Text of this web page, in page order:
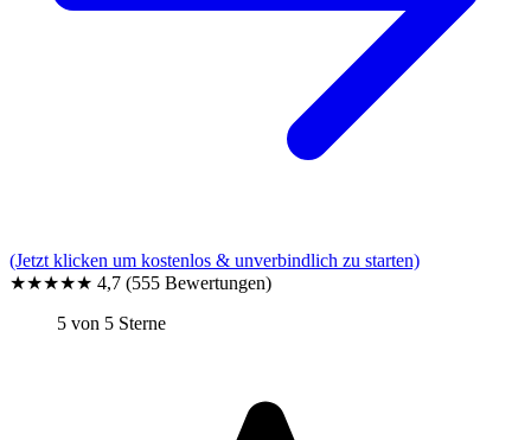
(Jetzt klicken um kostenlos & unverbindlich zu starten)
★★★★★ 4,7 (555 Bewertungen)
5 von 5 Sterne